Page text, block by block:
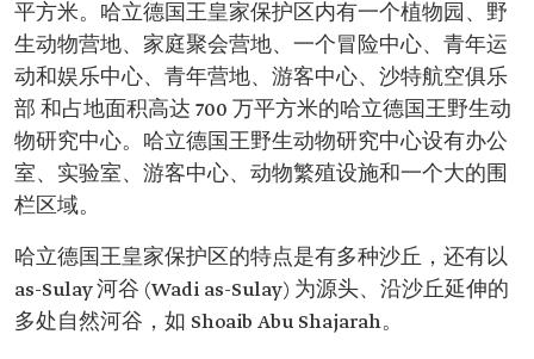
平方米。哈立德国王皇家保护区内有一个植物园、野
生动物营地、家庭聚会营地、一个冒险中心、青年运
动和娱乐中心、青年营地、游客中心、沙特航空俱乐
部 和占地面积高达 700 万平方米的哈立德国王野生动
物研究中心。哈立德国王野生动物研究中心设有办公
室、实验室、游客中心、动物繁殖设施和一个大的围
栏区域。
哈立德国王皇家保护区的特点是有多种沙丘，还有以
as-Sulay 河谷 (Wadi as-Sulay) 为源头、沿沙丘延伸的
多处自然河谷，如 Shoaib Abu Shajarah。